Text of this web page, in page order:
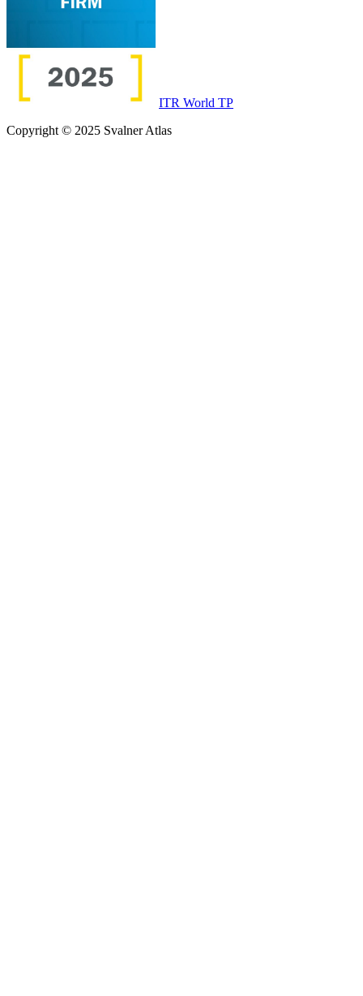
ITR World TP
Copyright © 2025 Svalner Atlas